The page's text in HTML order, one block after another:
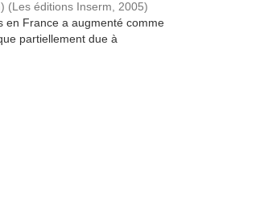
(Les éditions Inserm, 2005)
en France a augmenté comme
partiellement due à